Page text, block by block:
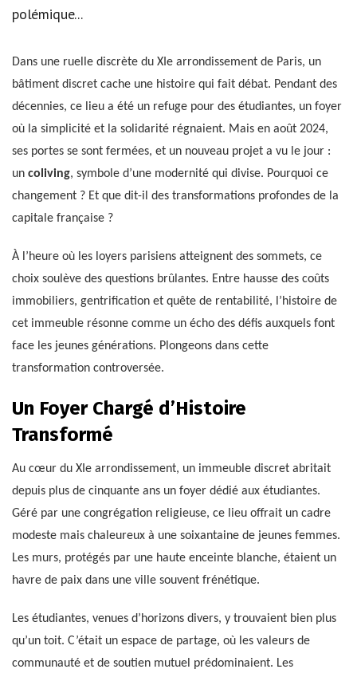
polémique...
Dans une ruelle discrète du XIe arrondissement de Paris, un
bâtiment discret cache une histoire qui fait débat. Pendant des
décennies, ce lieu a été un refuge pour des étudiantes, un foyer
où la simplicité et la solidarité régnaient. Mais en août 2024,
ses portes se sont fermées, et un nouveau projet a vu le jour :
un coliving, symbole d’une modernité qui divise. Pourquoi ce
changement ? Et que dit-il des transformations profondes de la
capitale française ?
À l’heure où les loyers parisiens atteignent des sommets, ce
choix soulève des questions brûlantes. Entre hausse des coûts
immobiliers, gentrification et quête de rentabilité, l’histoire de
cet immeuble résonne comme un écho des défis auxquels font
face les jeunes générations. Plongeons dans cette
transformation controversée.
Un Foyer Chargé d’Histoire
Transformé
Au cœur du XIe arrondissement, un immeuble discret abritait
depuis plus de cinquante ans un foyer dédié aux étudiantes.
Géré par une congrégation religieuse, ce lieu offrait un cadre
modeste mais chaleureux à une soixantaine de jeunes femmes.
Les murs, protégés par une haute enceinte blanche, étaient un
havre de paix dans une ville souvent frénétique.
Les étudiantes, venues d’horizons divers, y trouvaient bien plus
qu’un toit. C’était un espace de partage, où les valeurs de
communauté et de soutien mutuel prédominaient. Les